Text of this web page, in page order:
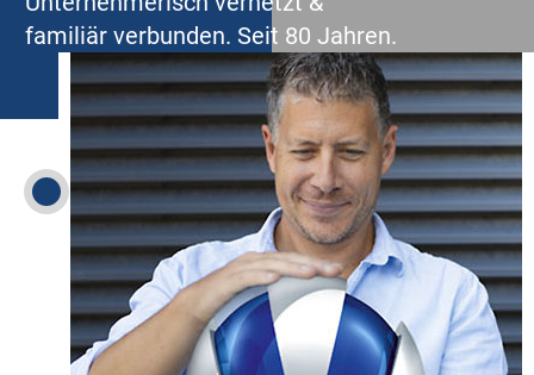
familiär verbunden. Seit 80 Jahren.